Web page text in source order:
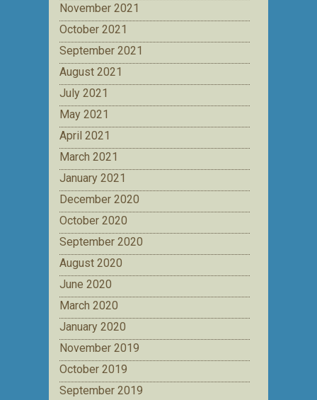
November 2021
October 2021
September 2021
August 2021
July 2021
May 2021
April 2021
March 2021
January 2021
December 2020
October 2020
September 2020
August 2020
June 2020
March 2020
January 2020
November 2019
October 2019
September 2019